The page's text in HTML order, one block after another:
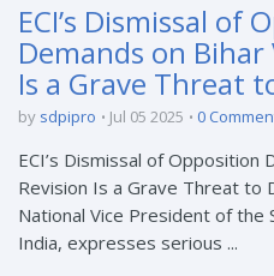
ECI’s Dismissal of
Demands on
Is a Grave Threat
by sdpipro Jul 05 2025 0
ECI’s Dismissal of Opposition
Revision Is a Grave Threat to
National Vice President of the
India, expresses serious ...